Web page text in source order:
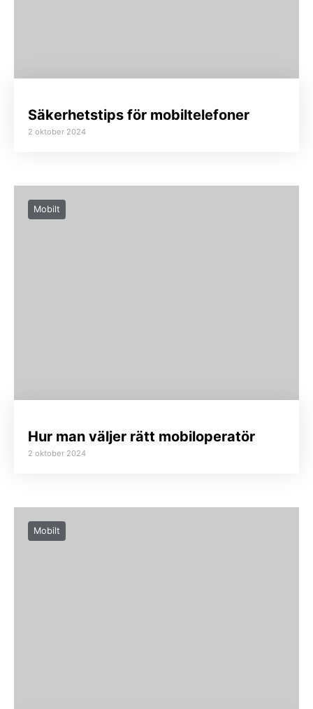
Säkerhetstips för mobiltelefoner
2 oktober 2024
Mobilt
Hur man väljer rätt mobiloperatör
2 oktober 2024
Mobilt